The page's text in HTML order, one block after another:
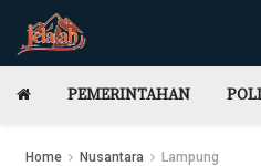
PEMERINTAHAN
Home Nusantara Lampung